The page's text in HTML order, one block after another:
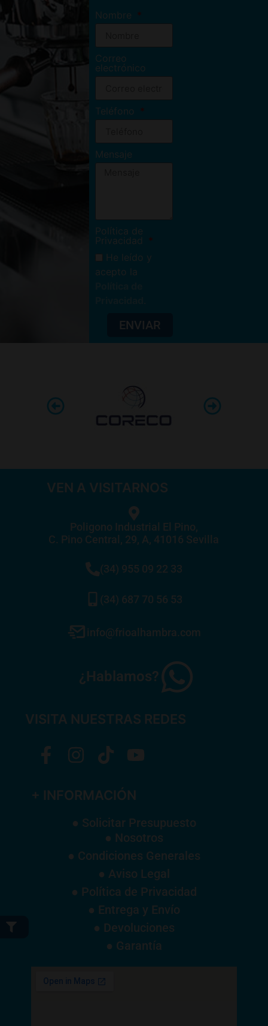
Nombre
Correo
electrónico
Teléfono
Mensaje
Política de
Privacidad
He leído y
acepto la
.
ENVIAR
VEN A VISITARNOS
Poligono Industrial El Pino,
C. Pino Central, 29, A, 41016 Sevilla
(34) 955 09 22 33
(34) 687 70 56 53
info@frioalhambra.com
¿Hablamos?
VISITA NUESTRAS REDES
+ INFORMACIÓN
● Solicitar Presupuesto
● Nosotros
● Condiciones Generales
● Aviso Legal
● Política de Privacidad
● Entrega y Envío
● Devoluciones
● Garantía